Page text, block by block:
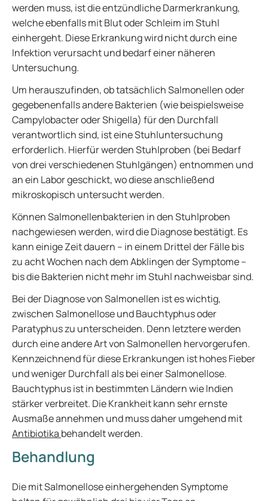
werden muss, ist die entzündliche Darmerkrankung,
welche ebenfalls mit Blut oder Schleim im Stuhl
einhergeht. Diese Erkrankung wird nicht durch eine
Infektion verursacht und bedarf einer näheren
Untersuchung.
Um herauszufinden, ob tatsächlich Salmonellen oder
gegebenenfalls andere Bakterien (wie beispielsweise
Campylobacter oder Shigella) für den Durchfall
verantwortlich sind, ist eine Stuhluntersuchung
erforderlich. Hierfür werden Stuhlproben (bei Bedarf
von drei verschiedenen Stuhlgängen) entnommen und
an ein Labor geschickt, wo diese anschließend
mikroskopisch untersucht werden.
Können Salmonellenbakterien in den Stuhlproben
nachgewiesen werden, wird die Diagnose bestätigt. Es
kann einige Zeit dauern – in einem Drittel der Fälle bis
zu acht Wochen nach dem Abklingen der Symptome –
bis die Bakterien nicht mehr im Stuhl nachweisbar sind.
Bei der Diagnose von Salmonellen ist es wichtig,
zwischen Salmonellose und Bauchtyphus oder
Paratyphus zu unterscheiden. Denn letztere werden
durch eine andere Art von Salmonellen hervorgerufen.
Kennzeichnend für diese Erkrankungen ist hohes Fieber
und weniger Durchfall als bei einer Salmonellose.
Bauchtyphus ist in bestimmten Ländern wie Indien
stärker verbreitet. Die Krankheit kann sehr ernste
Ausmaße annehmen und muss daher umgehend mit
Antibiotika behandelt werden.
Behandlung
Die mit Salmonellose einhergehenden Symptome